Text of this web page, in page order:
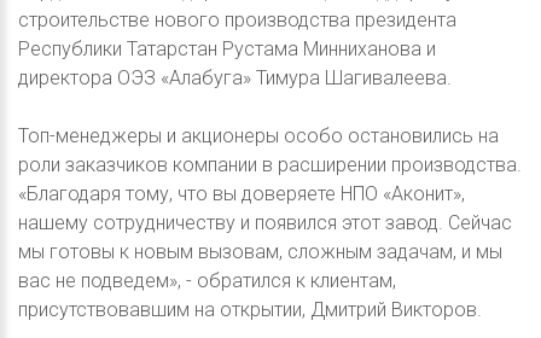
строительстве нового производства президента
Республики Татарстан Рустама Минниханова и
директора ОЭЗ «Алабуга» Тимура Шагивалеева.
Топ-менеджеры и акционеры особо остановились на
роли заказчиков компании в расширении производства.
«Благодаря тому, что вы доверяете НПО «Аконит»,
нашему сотрудничеству и появился этот завод. Сейчас
мы готовы к новым вызовам, сложным задачам, и мы
вас не подведем», - обратился к клиентам,
присутствовавшим на открытии, Дмитрий Викторов.